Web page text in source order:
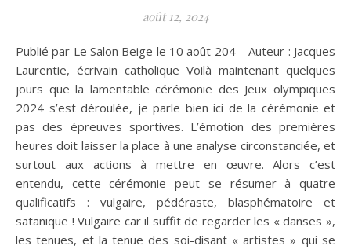
août 12, 2024
Publié par Le Salon Beige le 10 août 204 – Auteur : Jacques
Laurentie, écrivain catholique Voilà maintenant quelques
jours que la lamentable cérémonie des Jeux olympiques
2024 s’est déroulée, je parle bien ici de la cérémonie et
pas des épreuves sportives. L’émotion des premières
heures doit laisser la place à une analyse circonstanciée, et
surtout aux actions à mettre en œuvre. Alors c’est
entendu, cette cérémonie peut se résumer à quatre
qualificatifs : vulgaire, pédéraste, blasphématoire et
satanique ! Vulgaire car il suffit de regarder les « danses »,
les tenues, et la tenue des soi-disant « artistes » qui se